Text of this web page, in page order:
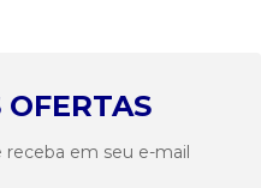
OFERTAS
receba em seu e-mail